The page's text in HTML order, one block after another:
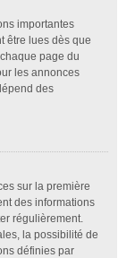
importantes
être lues dès que
page du
les annonces
des
sur la première
des informations
régulièrement.
la possibilité de
définies par